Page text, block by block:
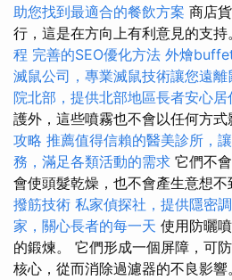
助您找到最適合的餐飲方案 商店
行，這是在方向上有利意見的支持
程 完善的SEO優化方法 外燴
滅鼠公司，專業滅鼠技術讓您遠離
院北部，提供北部地區長者安心居
護外，這些噴霧也不會以任何方式
攻略 推薦值得信賴的醫美診所，
務，滿足各類活動的需求 它們不
會使頭髮乾燥，也不會產生意想不
撥筋技術 私家偵探社，提供隱密
家，關心長者的每一天 使用防曬
的鍛煉。 它們形成一個屏障，可
核心，從而消除過濾器的不良影響